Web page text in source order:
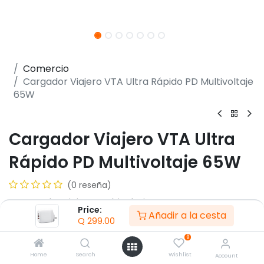
Price:
Q 299.00 Añadir a la cesta
Home Search
0
Wishlist Account
Comercio
Cargador Viajero VTA Ultra Rápido PD Multivoltaje
65W
Cargador Viajero VTA Ultra
Rápido PD Multivoltaje 65W
(0 reseña)
- Cargador viajero multivoltaje
- Carga ultra rápida PD de 65W
- Tensión de entrada 100 ~ 240V
- 3 clavijas intercambiables internacionales
- Salida USB-C PD hasta 65W